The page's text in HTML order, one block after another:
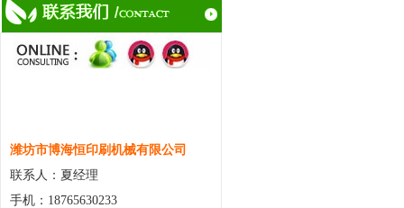
潍坊市博海恒印刷机械有限公司
联系人：夏经理
手机：18765630233